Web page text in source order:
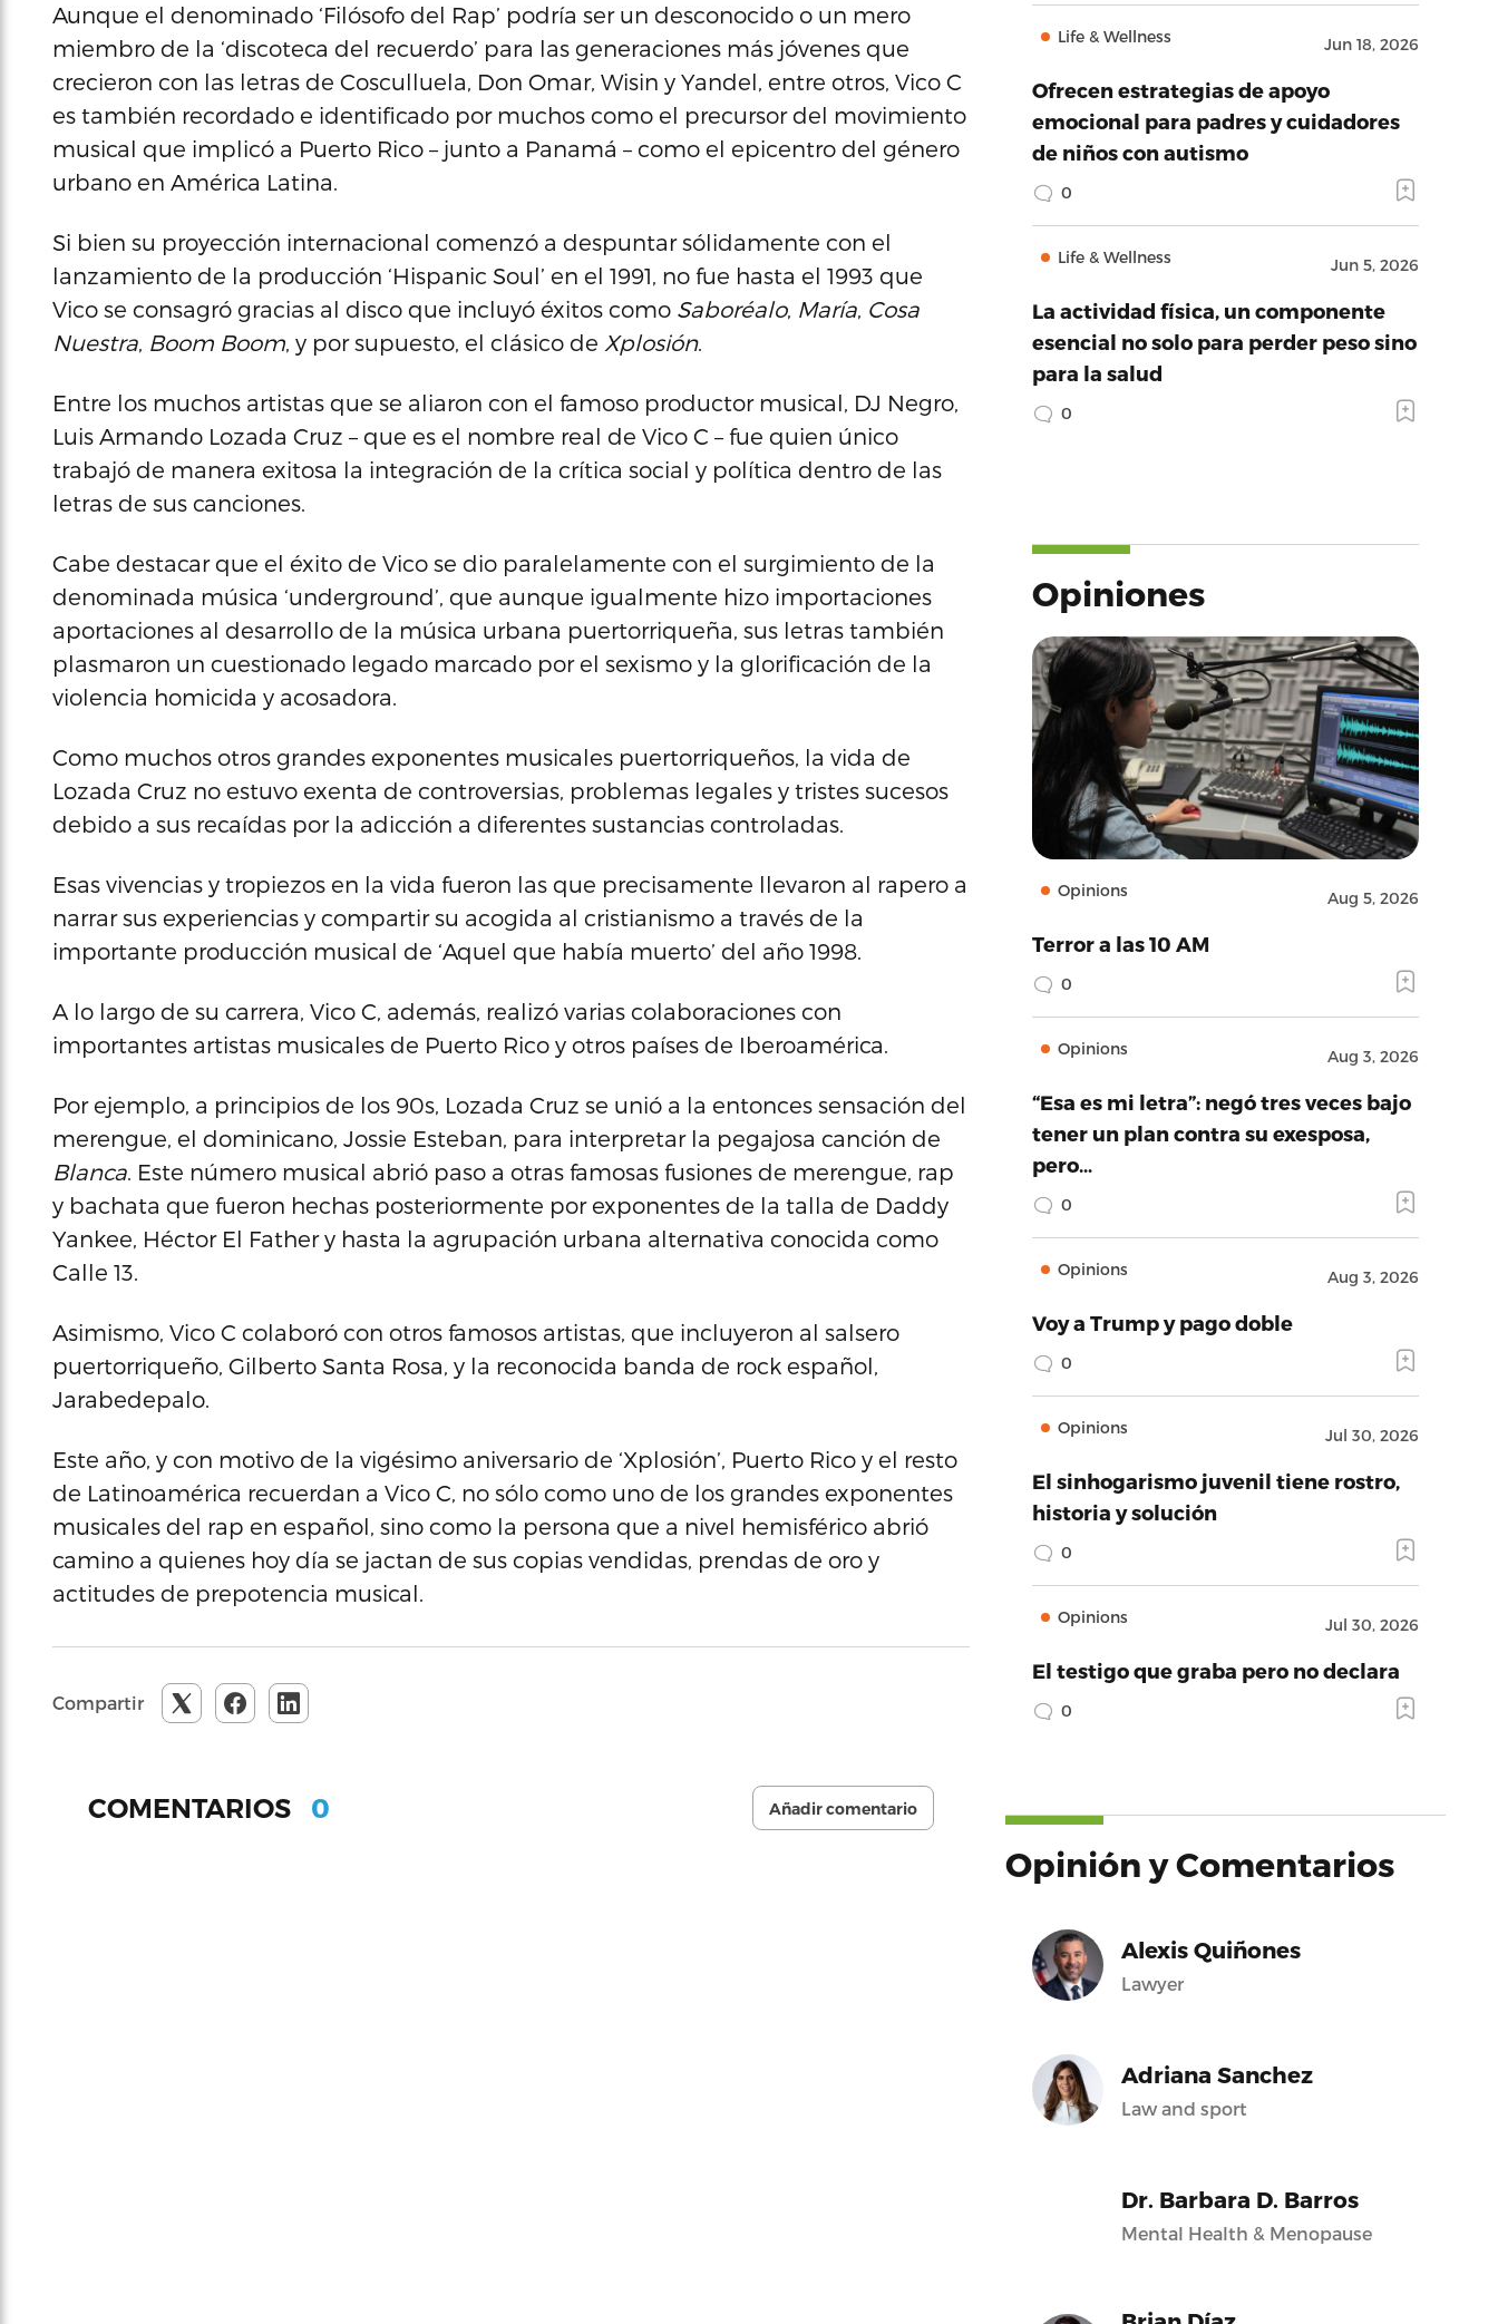
Aunque el denominado ‘Filósofo del Rap’ podría ser un desconocido o un mero
miembro de la ‘discoteca del recuerdo’ para las generaciones más jóvenes que
crecieron con las letras de Cosculluela, Don Omar, Wisin y Yandel, entre otros, Vico C
es también recordado e identificado por muchos como el precursor del movimiento
musical que implicó a Puerto Rico – junto a Panamá – como el epicentro del género
urbano en América Latina.
Si bien su proyección internacional comenzó a despuntar sólidamente con el
lanzamiento de la producción ‘Hispanic Soul’ en el 1991, no fue hasta el 1993 que
Vico se consagró gracias al disco que incluyó éxitos como Saboréalo, María, Cosa
Nuestra, Boom Boom, y por supuesto, el clásico de Xplosión.
Entre los muchos artistas que se aliaron con el famoso productor musical, DJ Negro,
Luis Armando Lozada Cruz – que es el nombre real de Vico C – fue quien único
trabajó de manera exitosa la integración de la crítica social y política dentro de las
letras de sus canciones.
Cabe destacar que el éxito de Vico se dio paralelamente con el surgimiento de la
denominada música ‘underground’, que aunque igualmente hizo importaciones
aportaciones al desarrollo de la música urbana puertorriqueña, sus letras también
plasmaron un cuestionado legado marcado por el sexismo y la glorificación de la
violencia homicida y acosadora.
Como muchos otros grandes exponentes musicales puertorriqueños, la vida de
Lozada Cruz no estuvo exenta de controversias, problemas legales y tristes sucesos
debido a sus recaídas por la adicción a diferentes sustancias controladas.
Esas vivencias y tropiezos en la vida fueron las que precisamente llevaron al rapero a
narrar sus experiencias y compartir su acogida al cristianismo a través de la
importante producción musical de ‘Aquel que había muerto’ del año 1998.
A lo largo de su carrera, Vico C, además, realizó varias colaboraciones con
importantes artistas musicales de Puerto Rico y otros países de Iberoamérica.
Por ejemplo, a principios de los 90s, Lozada Cruz se unió a la entonces sensación del
merengue, el dominicano, Jossie Esteban, para interpretar la pegajosa canción de
Blanca. Este número musical abrió paso a otras famosas fusiones de merengue, rap
y bachata que fueron hechas posteriormente por exponentes de la talla de Daddy
Yankee, Héctor El Father y hasta la agrupación urbana alternativa conocida como
Calle 13.
Asimismo, Vico C colaboró con otros famosos artistas, que incluyeron al salsero
puertorriqueño, Gilberto Santa Rosa, y la reconocida banda de rock español,
Jarabedepalo.
Este año, y con motivo de la vigésimo aniversario de ‘Xplosión’, Puerto Rico y el resto
de Latinoamérica recuerdan a Vico C, no sólo como uno de los grandes exponentes
musicales del rap en español, sino como la persona que a nivel hemisférico abrió
camino a quienes hoy día se jactan de sus copias vendidas, prendas de oro y
actitudes de prepotencia musical.
Compartir
COMENTARIOS 0 Añadir comentario
Life & Wellness Jun 18, 2026
Ofrecen estrategias de apoyo
emocional para padres y cuidadores
de niños con autismo
0
Life & Wellness Jun 5, 2026
La actividad física, un componente
esencial no solo para perder peso sino
para la salud
0
Opiniones
Opinions Aug 5, 2026
Terror a las 10 AM
0
Opinions Aug 3, 2026
“Esa es mi letra”: negó tres veces bajo
tener un plan contra su exesposa,
pero…
0
Opinions Aug 3, 2026
Voy a Trump y pago doble
0
Opinions Jul 30, 2026
El sinhogarismo juvenil tiene rostro,
historia y solución
0
Opinions Jul 30, 2026
El testigo que graba pero no declara
0
Opinión y Comentarios
Alexis Quiñones
Lawyer
Adriana Sanchez
Law and sport
Dr. Barbara D. Barros
Mental Health & Menopause